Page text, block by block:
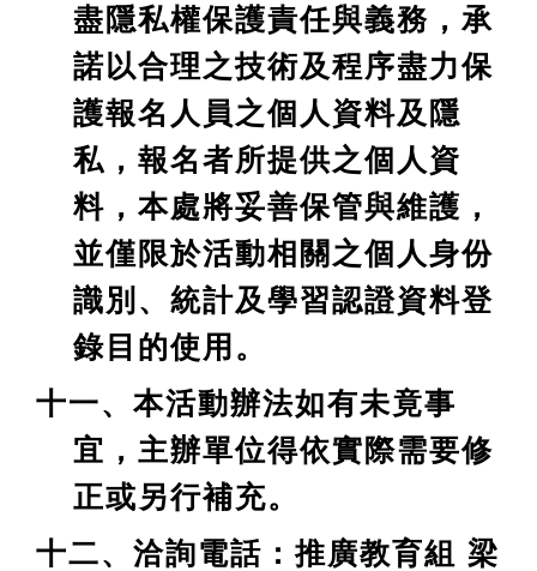
盡隱私權保護責任與義務，承
諾以合理之技術及程序盡力保
護報名人員之個人資料及隱
私，報名者所提供之個人資
料，本處將妥善保管與維護，
並僅限於活動相關之個人身份
識別、統計及學習認證資料登
錄目的使用。
十一、本活動辦法如有未竟事
宜，主辦單位得依實際需要修
正或另行補充。
十二、洽詢電話：推廣教育組 梁